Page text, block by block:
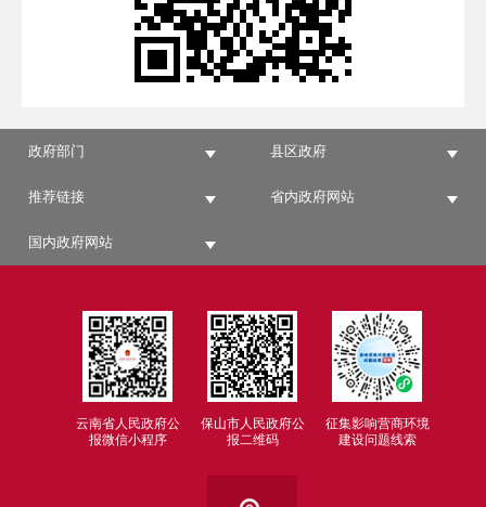
政府部门 县区政府
推荐链接 省内政府网站
国内政府网站
云南省人民政府公
报微信小程序
保山市人民政府公
报二维码
征集影响营商环境
建设问题线索